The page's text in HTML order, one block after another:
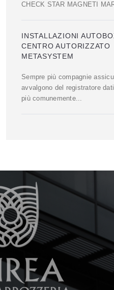
CHECK STAR MAGNETI
INSTALLAZIONI
CENTRO AUTORIZZATO
METASYSTEM
Sempre più compagnie
avvalgono del registratore
più comunemente...